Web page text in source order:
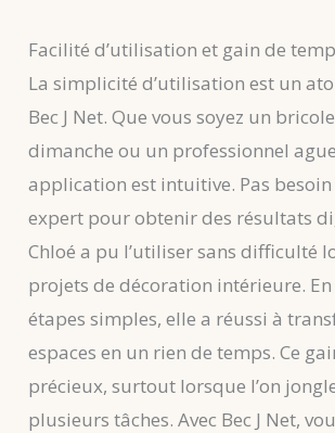
Facilité d’utilisation et gain de
La simplicité d’utilisation est un
Bec J Net. Que vous soyez un
dimanche ou un professionnel
application est intuitive. Pas besoin
expert pour obtenir des résultats
Chloé a pu l’utiliser sans difficulté
projets de décoration intérieure.
étapes simples, elle a réussi à
espaces en un rien de temps. Ce
précieux, surtout lorsque l’on
plusieurs tâches. Avec Bec J Net,